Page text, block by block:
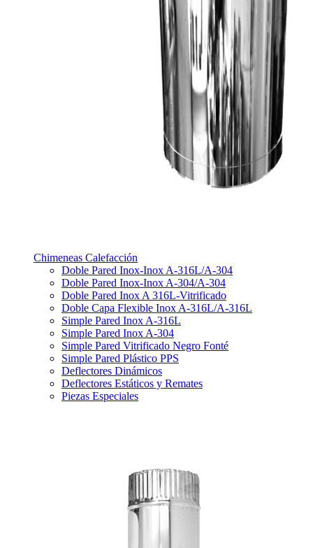
Chimeneas Calefacción
Doble Pared Inox-Inox A-316L/A-304
Doble Pared Inox-Inox A-304/A-304
Doble Pared Inox A 316L-Vitrificado
Doble Capa Flexible Inox A-316L/A-316L
Simple Pared Inox A-316L
Simple Pared Inox A-304
Simple Pared Vitrificado Negro Fonté
Simple Pared Plástico PPS
Deflectores Dinámicos
Deflectores Estáticos y Remates
Piezas Especiales